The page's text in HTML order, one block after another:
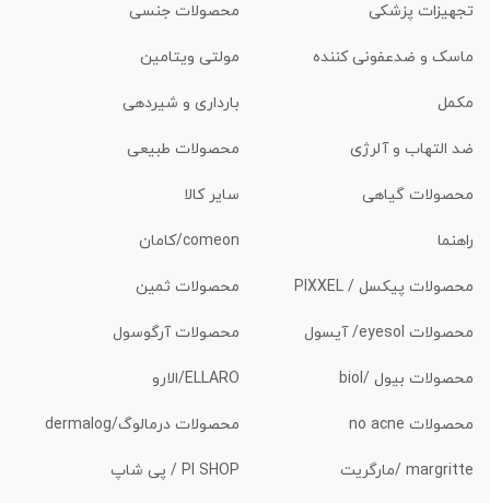
تجهیزات پزشکی محصولات جنسی
ماسک و ضدعفونی کننده مولتی ویتامین
مکمل بارداری و شیردهی
ضد التهاب و آلرژی محصولات طبیعی
محصولات گیاهی سایر کالا
راهنما comeon/کامان
محصولات پیکسل / PIXXEL محصولات ثمین
محصولات eyesol/ آیسول محصولات آرگوسول
محصولات بیول /biol ELLARO/الارو
محصولات no acne محصولات درمالوگ/dermalog
margritte /مارگریت PI SHOP / پی شاپ